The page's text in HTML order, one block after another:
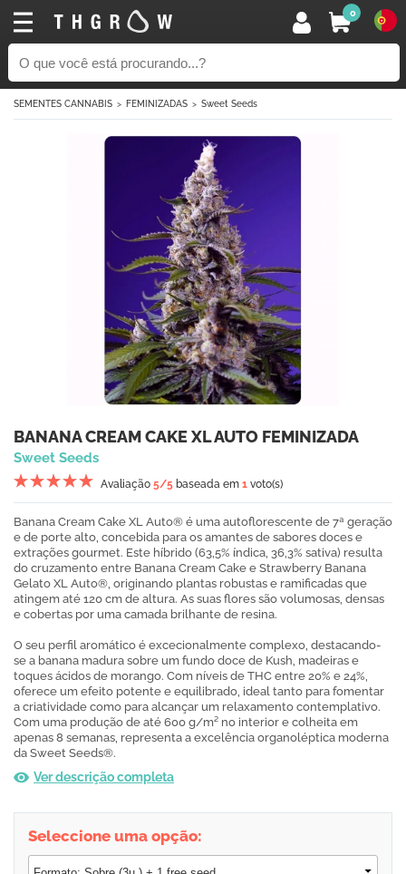
0
SEMENTES CANNABIS FEMINIZADAS Sweet Seeds
BANANA CREAM CAKE XL AUTO FEMINIZADA
Sweet Seeds
Avaliação 5/5 baseada em 1 voto(s)
Banana Cream Cake XL Auto® é uma autoflorescente de 7ª geração
e de porte alto, concebida para os amantes de sabores doces e
extrações gourmet. Este híbrido (63,5% índica, 36,3% sativa) resulta
do cruzamento entre Banana Cream Cake e Strawberry Banana
Gelato XL Auto®, originando plantas robustas e ramificadas que
atingem até 120 cm de altura. As suas flores são volumosas, densas
e cobertas por uma camada brilhante de resina.
O seu perfil aromático é excecionalmente complexo, destacando-
se a banana madura sobre um fundo doce de Kush, madeiras e
toques ácidos de morango. Com níveis de THC entre 20% e 24%,
oferece um efeito potente e equilibrado, ideal tanto para fomentar
a criatividade como para alcançar um relaxamento contemplativo.
Com uma produção de até 600 g/m² no interior e colheita em
apenas 8 semanas, representa a excelência organoléptica moderna
da Sweet Seeds®.
Ver descrição completa
Seleccione uma opção: